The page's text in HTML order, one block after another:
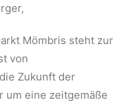
Mömbris steht zur
von
Zukunft der
um eine zeitgemäße